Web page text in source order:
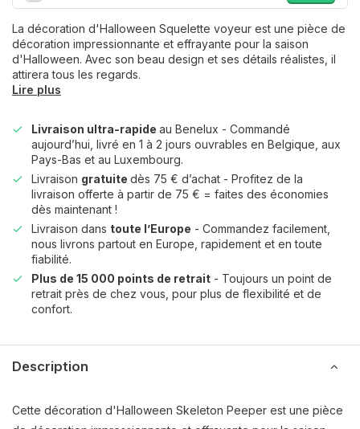
La décoration d'Halloween Squelette voyeur est une pièce de
décoration impressionnante et effrayante pour la saison
d'Halloween. Avec son beau design et ses détails réalistes, il
attirera tous les regards.
Lire plus
Livraison ultra-rapide au Benelux - Commandé
aujourd’hui, livré en 1 à 2 jours ouvrables en Belgique, aux
Pays-Bas et au Luxembourg.
Livraison gratuite dès 75 € d’achat - Profitez de la
livraison offerte à partir de 75 € = faites des économies
dès maintenant !
Livraison dans toute l’Europe - Commandez facilement,
nous livrons partout en Europe, rapidement et en toute
fiabilité.
Plus de 15 000 points de retrait - Toujours un point de
retrait près de chez vous, pour plus de flexibilité et de
confort.
Description
Cette décoration d'Halloween Skeleton Peeper est une pièce